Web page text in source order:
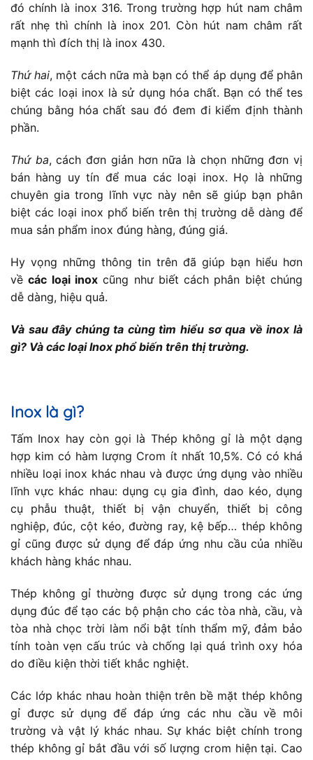
đó chính là inox 316. Trong trường hợp hút nam châm
rất nhẹ thì chính là inox 201. Còn hút nam châm rất
mạnh thì đích thị là inox 430.
Thứ hai, một cách nữa mà bạn có thể áp dụng để phân
biệt các loại inox là sử dụng hóa chất. Bạn có thể tes
chúng bằng hóa chất sau đó đem đi kiểm định thành
phần.
Thứ ba, cách đơn giản hơn nữa là chọn những đơn vị
bán hàng uy tín để mua các loại inox. Họ là những
chuyên gia trong lĩnh vực này nên sẽ giúp bạn phân
biệt các loại inox phổ biến trên thị trường dễ dàng để
mua sản phẩm inox đúng hàng, đúng giá.
Hy vọng những thông tin trên đã giúp bạn hiểu hơn
vềcác loại inoxcũng như biết cách phân biệt chúng
dễ dàng, hiệu quả.
Và sau đây chúng ta cùng tìm hiểu sơ qua về inox là
gì? Và các loại Inox phổ biến trên thị trường.
Inox là gì?
Tấm Inox hay còn gọi là Thép không gỉ là một dạng
hợp kim có hàm lượng Crom ít nhất 10,5%. Có có khá
nhiều loại inox khác nhau và được ứng dụng vào nhiều
lĩnh vực khác nhau: dụng cụ gia đình, dao kéo, dụng
cụ phẫu thuật, thiết bị vận chuyển, thiết bị công
nghiệp, đúc, cột kéo, đường ray, kệ bếp… thép không
gỉ cũng được sử dụng để đáp ứng nhu cầu của nhiều
khách hàng khác nhau.
Thép không gỉ thường được sử dụng trong các ứng
dụng đúc để tạo các bộ phận cho các tòa nhà, cầu, và
tòa nhà chọc trời làm nổi bật tính thẩm mỹ, đảm bảo
tính toàn vẹn cấu trúc và chống lại quá trình oxy hóa
do điều kiện thời tiết khắc nghiệt.
Các lớp khác nhau hoàn thiện trên bề mặt thép không
gỉ được sử dụng để đáp ứng các nhu cầu về môi
trường và vật lý khác nhau. Sự khác biệt chính trong
thép không gỉ bắt đầu với số lượng crom hiện tại. Cao